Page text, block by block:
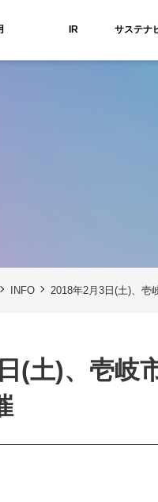
IR サステナ
INFO 2018年2月3日(土)、壱
(土)、壱岐